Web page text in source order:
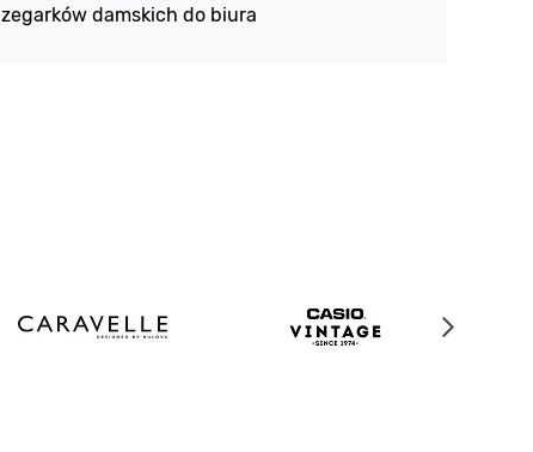
zegarków damskich do biura